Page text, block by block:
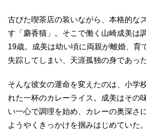
古びた喫茶店の装いながら、本格的な
す「麝香猫」。そこで働く山崎成美は
19歳。成美は幼い頃に両親が離婚、育
失踪してしまい、天涯孤独の身であった
そんな彼女の運命を変えたのは、小学
れた一杯のカレーライス。成美はその
い一心で調理を始め、カレーの奥深さ
ようやくきっかけを掴みはじめていた